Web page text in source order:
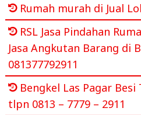
Rumah murah di Jual
RSL Jasa Pindahan
Jasa Angkutan Barang di
081377792911
Bengkel Las Pagar
tlpn 0813 – 7779 – 2911